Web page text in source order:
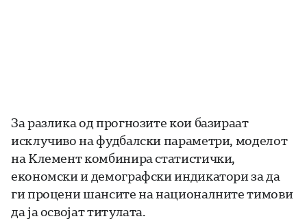
За разлика од прогнозите кои базираат
исклучиво на фудбалски параметри, моделот
на Клемент комбинира статистички,
економски и демографски индикатори за да
ги процени шансите на националните тимови
да ја освојат титулата.